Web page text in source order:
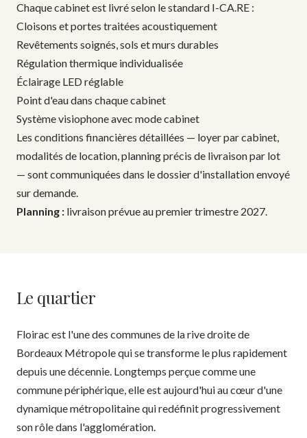
Chaque cabinet est livré selon le standard I-CA.RE :
Cloisons et portes traitées acoustiquement
Revêtements soignés, sols et murs durables
Régulation thermique individualisée
Éclairage LED réglable
Point d'eau dans chaque cabinet
Système visiophone avec mode cabinet
Les conditions financières détaillées — loyer par cabinet,
modalités de location, planning précis de livraison par lot
— sont communiquées dans le dossier d'installation envoyé
sur demande.
Planning : livraison prévue au premier trimestre 2027.
Le quartier
Floirac est l'une des communes de la rive droite de
Bordeaux Métropole qui se transforme le plus rapidement
depuis une décennie. Longtemps perçue comme une
commune périphérique, elle est aujourd'hui au cœur d'une
dynamique métropolitaine qui redéfinit progressivement
son rôle dans l'agglomération.